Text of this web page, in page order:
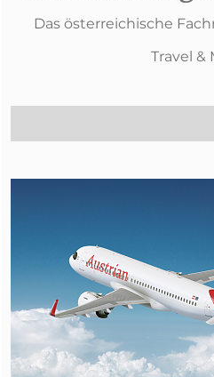
Das österreichische
Travel &